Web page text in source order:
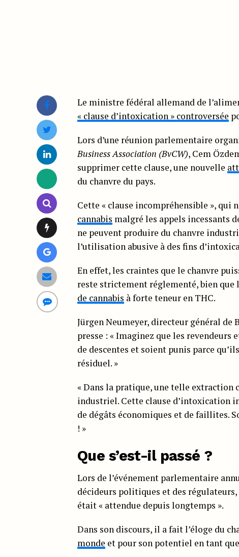
Le ministre fédéral allemand de
« clause d’intoxication » controversée
Lors d’une réunion parlementaire
Business Association (BvCW), Cem
supprimer cette clause, une nouvelle
du chanvre du pays.
Cette « clause incompréhensible », qui
cannabis malgré les appels incessants
ne peuvent produire du chanvre
l’utilisation abusive à des fins
En effet, les craintes que le chanvre
reste strictement réglementé, bien que
de cannabis à forte teneur en THC.
Jürgen Neumeyer, directeur général de
presse : « Imaginez que les revendeurs
de descentes et soient punis parce
résiduel. »
« Dans la pratique, une telle extraction
industriel. Cette clause d’intoxication
de dégâts économiques et de faillites.
! »
Que s’est-il passé ?
Lors de l’événement parlementaire
décideurs politiques et des
était « attendue depuis longtemps ».
Dans son discours, il a fait l’éloge du
monde et pour son potentiel en tant que